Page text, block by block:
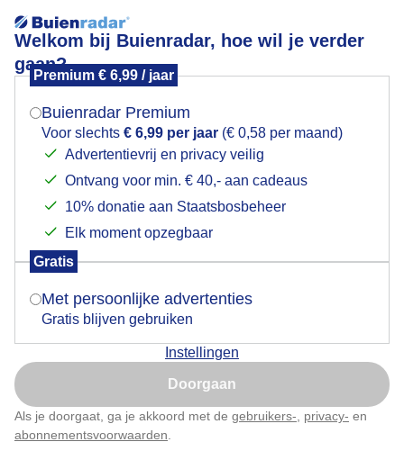
Welkom bij Buienradar, hoe wil je verder
gaan?
Premium € 6,99 / jaar
Buienradar Premium
Voor slechts € 6,99 per jaar (€ 0,58 per maand)
Advertentievrij en privacy veilig
Ontvang voor min. € 40,- aan cadeaus
10% donatie aan Staatsbosbeheer
Elk moment opzegbaar
Gratis
Met persoonlijke advertenties
Gratis blijven gebruiken
Instellingen
Doorgaan
Als je doorgaat, ga je akkoord met de gebruikers- privacy- en
abonnementsvoorwaarden
fraaie lucht
Door: Erna Kool Gemaakt: 09-12-2025, 184x bekeken
Mogen we je locatie gebruiken voor het
Indien je hier nog geen akkoord op hebt gegeven,
verschijnt er zo een pop-up uit je browser waarin
Is goed, toon de popup
Nu niet, misschien later
Klik hierom dit aan te passen